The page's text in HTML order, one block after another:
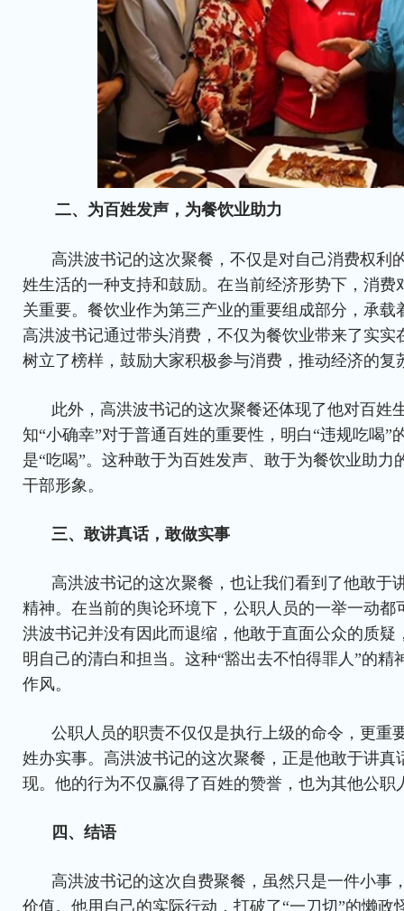
二、为百姓发声，为餐饮业助力
高洪波书记的这次聚餐，不仅是对自己消费权利
姓生活的一种支持和鼓励。在当前经济形势下，消费
关重要。餐饮业作为第三产业的重要组成部分，承载
高洪波书记通过带头消费，不仅为餐饮业带来了实实
树立了榜样，鼓励大家积极参与消费，推动经济的复
此外，高洪波书记的这次聚餐还体现了他对百姓
知“小确幸”对于普通百姓的重要性，明白“违规吃喝”
是“吃喝”。这种敢于为百姓发声、敢于为餐饮业助力
干部形象。
三、敢讲真话，敢做实事
高洪波书记的这次聚餐，也让我们看到了他敢于
精神。在当前的舆论环境下，公职人员的一举一动都
洪波书记并没有因此而退缩，他敢于直面公众的质疑
明自己的清白和担当。这种“豁出去不怕得罪人”的精
作风。
公职人员的职责不仅仅是执行上级的命令，更重
姓办实事。高洪波书记的这次聚餐，正是他敢于讲真
现。他的行为不仅赢得了百姓的赞誉，也为其他公职
四、结语
高洪波书记的这次自费聚餐，虽然只是一件小事
价值。他用自己的实际行动，打破了“一刀切”的懒政